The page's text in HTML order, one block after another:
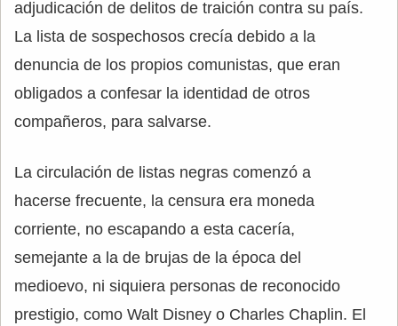
adjudicación de delitos de traición contra su país.
La lista de sospechosos crecía debido a la
denuncia de los propios comunistas, que eran
obligados a confesar la identidad de otros
compañeros, para salvarse.
La circulación de listas negras comenzó a
hacerse frecuente, la censura era moneda
corriente, no escapando a esta cacería,
semejante a la de brujas de la época del
medioevo, ni siquiera personas de reconocido
prestigio, como Walt Disney o Charles Chaplin. El